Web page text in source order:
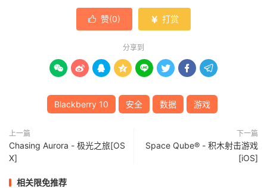
 赞(0)  打赏
分享到
       
Blackberry 10 安全 数据 游戏
上一篇
Chasing Aurora - 极光之旅[OS
X]
下一篇
Space Qube® - 积木射击游戏
[iOS]
相关限免推荐